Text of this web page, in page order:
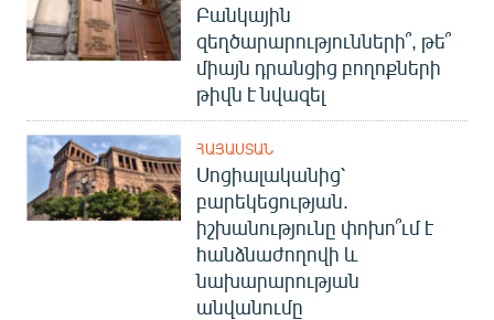
Բանկային
զեղծարարությունների՞, թե՞
միայն դրանցից բողոքների
թիվն է նվազել
ՀԱՅԱՍՏԱՆ
Սոցիալականից՝
բարեկեցության.
իշխանությունը փոխո՞ւմ է
հանձնաժողովի և
նախարարության
անվանումը